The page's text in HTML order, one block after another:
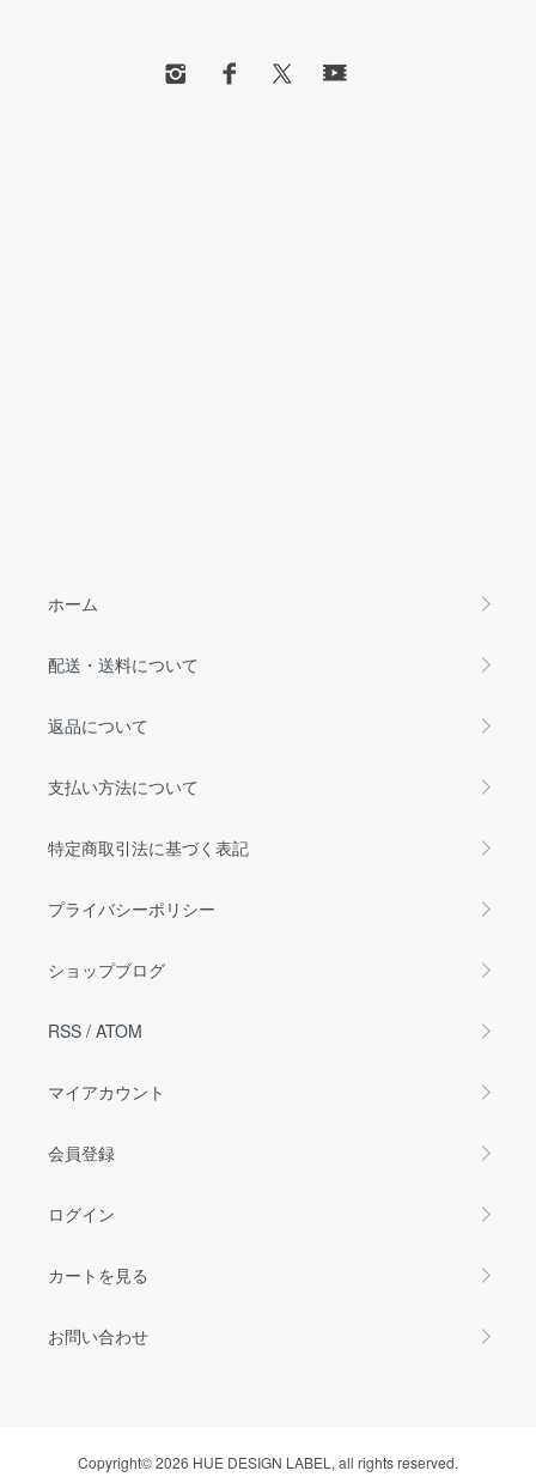
ホーム
配送・送料について
返品について
支払い方法について
特定商取引法に基づく表記
プライバシーポリシー
ショップブログ
RSS / ATOM
マイアカウント
会員登録
ログイン
カートを見る
お問い合わせ
Copyright© 2026 HUE DESIGN LABEL, all rights reserved.